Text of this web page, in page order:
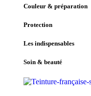
Couleur & préparation
Protection
Les indispensables
Soin & beauté